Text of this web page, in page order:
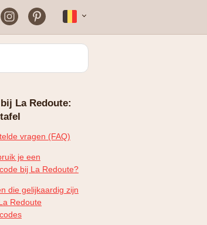
Hotel
vragen
InstagramPinterest
La Redoute:
vragen (FAQ)
je een
bij La Redoute?
die gelijkaardig zijn
Redoute